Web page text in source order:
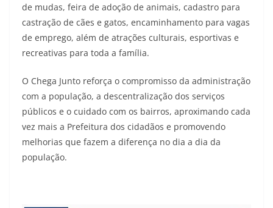
de mudas, feira de adoção de animais, cadastro para
castração de cães e gatos, encaminhamento para vagas
de emprego, além de atrações culturais, esportivas e
recreativas para toda a família.
O Chega Junto reforça o compromisso da administração
com a população, a descentralização dos serviços
públicos e o cuidado com os bairros, aproximando cada
vez mais a Prefeitura dos cidadãos e promovendo
melhorias que fazem a diferença no dia a dia da
população.